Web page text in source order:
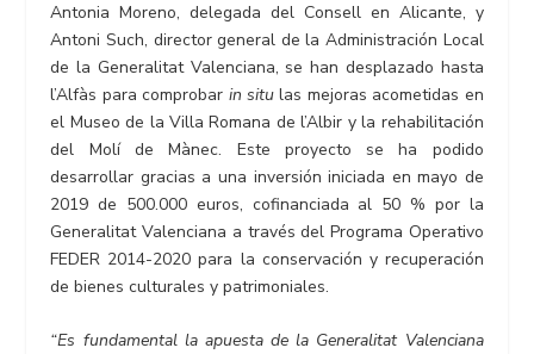
Antonia Moreno, delegada del Consell en Alicante, y
Antoni Such, director general de la Administración Local
de la Generalitat Valenciana, se han desplazado hasta
l’Alfàs para comprobar in situ las mejoras acometidas en
el Museo de la Villa Romana de l’Albir y la rehabilitación
del Molí de Mànec. Este proyecto se ha podido
desarrollar gracias a una inversión iniciada en mayo de
2019 de 500.000 euros, cofinanciada al 50 % por la
Generalitat Valenciana a través del Programa Operativo
FEDER 2014-2020 para la conservación y recuperación
de bienes culturales y patrimoniales.
“Es fundamental la apuesta de la Generalitat Valenciana